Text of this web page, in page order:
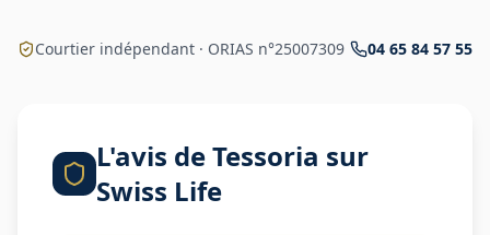
Courtier indépendant · ORIAS n°25007309 04 65 84 57 55
L'avis de Tessoria sur
Swiss Life